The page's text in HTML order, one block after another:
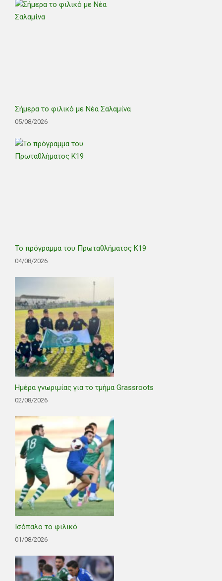
Σήμερα το φιλικό με Νέα Σαλαμίνα
05/08/2026
Το πρόγραμμα του Πρωταθλήματος Κ19
04/08/2026
Ημέρα γνωριμίας για το τμήμα Grassroots
02/08/2026
Ισόπαλο το φιλικό
01/08/2026